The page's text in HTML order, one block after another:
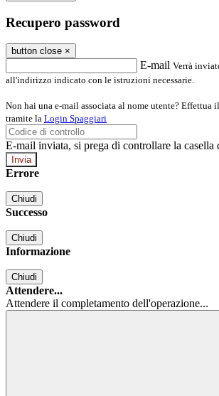
Recupero password
button close ×
E-mail Verrà
all'indirizzo indicato con le istruzioni necessarie.
Non hai una e-mail associata al nome utente? Effettua
tramite la Login Spaggiari
E-mail inviata, si prega di controllare la casella
Errore
Chiudi
Successo
Chiudi
Informazione
Chiudi
Attendere...
Attendere il completamento dell'operazione...